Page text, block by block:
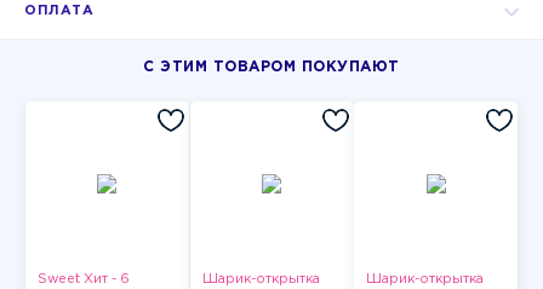
ОПЛАТА
С ЭТИМ ТОВАРОМ ПОКУПАЮТ
Sweet Хит - 6
Шарик-открытка
Шарик-открытка